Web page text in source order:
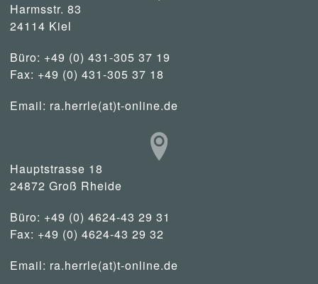
Harmsstr. 83
24114 Kiel
Büro: +49 (0) 431-305 37 19
Fax: +49 (0) 431-305 37 18
Email: ra.herrle(at)t-online.de
Hauptstrasse 18
24872 Groß Rheide
Büro: +49 (0) 4624-43 29 31
Fax: +49 (0) 4624-43 29 32
Email: ra.herrle(at)t-online.de